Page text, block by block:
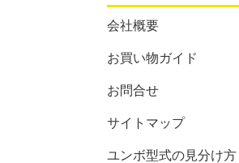
会社概要
お買い物ガイド
お問合せ
サイトマップ
ユンボ型式の見分け方